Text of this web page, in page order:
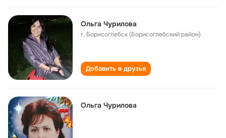
Ольга Чурилова
г. Борисоглебск (Борисоглебский район)
Добавить в друзья
Ольга Чурилова